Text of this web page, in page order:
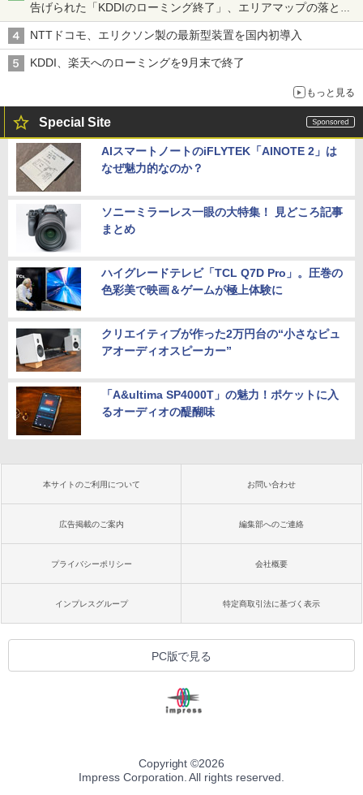
告げられた「KDDIのローミング終了」、エリアマップの落とし
穴と楽天モバイルの課題
NTTドコモ、エリクソン製の最新型装置を国内初導入
KDDI、楽天へのローミングを9月末で終了
もっと見る
Special Site
AIスマートノートのiFLYTEK「AINOTE 2」は
なぜ魅力的なのか？
ソニーミラーレス一眼の大特集！ 見どころ記事
まとめ
ハイグレードテレビ「TCL Q7D Pro」。圧巻の
色彩美で映画＆ゲームが極上体験に
クリエイティブが作った2万円台の“小さなピュ
アオーディオスピーカー”
「A&ultima SP4000T」の魅力！ポケットに入
るオーディオの醍醐味
本サイトのご利用について お問い合わせ
広告掲載のご案内 編集部へのご連絡
プライバシーポリシー 会社概要
インプレスグループ 特定商取引法に基づく表示
PC版で見る
Copyright ©2026
Impress Corporation. All rights reserved.